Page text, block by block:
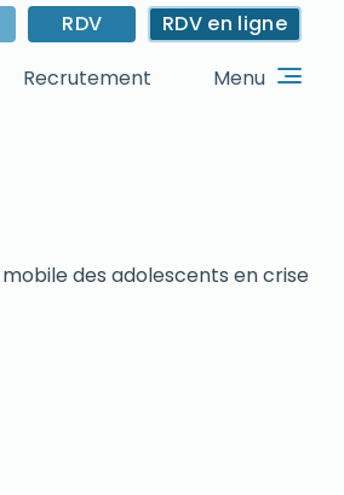
RDV
RDV en ligne
Recrutement Menu
mobile des adolescents en crise